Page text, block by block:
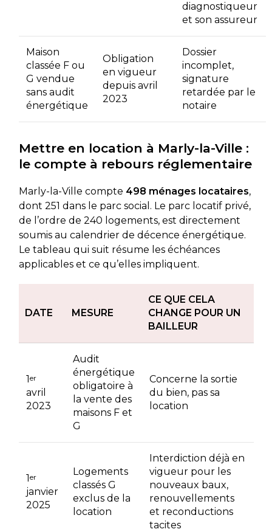
diagnostiqueur
et son assureur
Maison
classée F ou
G vendue
sans audit
énergétique
Obligation
en vigueur
depuis avril
2023
Dossier
incomplet,
signature
retardée par le
notaire
Mettre en location à Marly-la-Ville :
le compte à rebours réglementaire
Marly-la-Ville compte 498 ménages locataires,
dont 251 dans le parc social. Le parc locatif privé,
de l’ordre de 240 logements, est directement
soumis au calendrier de décence énergétique.
Le tableau qui suit résume les échéances
applicables et ce qu’elles impliquent.
DATE MESURE
CE QUE CELA
CHANGE POUR UN
BAILLEUR
1 er
avril
2023
Audit
énergétique
obligatoire à
la vente des
maisons F et
G
Concerne la sortie
du bien, pas sa
location
1 er
janvier
2025
Logements
classés G
exclus de la
location
Interdiction déjà en
vigueur pour les
nouveaux baux,
renouvellements
et reconductions
tacites